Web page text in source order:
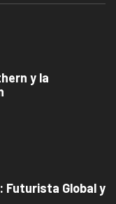
y la
Futurista Global y